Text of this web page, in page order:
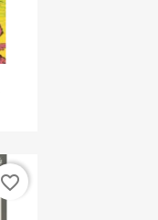
favorite_border